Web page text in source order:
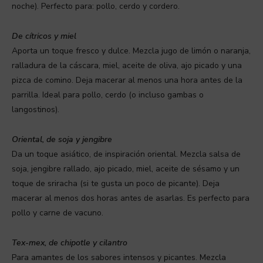
noche). Perfecto para: pollo, cerdo y cordero.
De cítricos y miel
Aporta un toque fresco y dulce. Mezcla jugo de limón o naranja,
ralladura de la cáscara, miel, aceite de oliva, ajo picado y una
pizca de comino. Deja macerar al menos una hora antes de la
parrilla. Ideal para pollo, cerdo (o incluso gambas o
langostinos).
Oriental, de soja y jengibre
Da un toque asiático, de inspiración oriental. Mezcla salsa de
soja, jengibre rallado, ajo picado, miel, aceite de sésamo y un
toque de sriracha (si te gusta un poco de picante). Deja
macerar al menos dos horas antes de asarlas. Es perfecto para
pollo y carne de vacuno.
Tex-mex, de chipotle y cilantro
Para amantes de los sabores intensos y picantes. Mezcla